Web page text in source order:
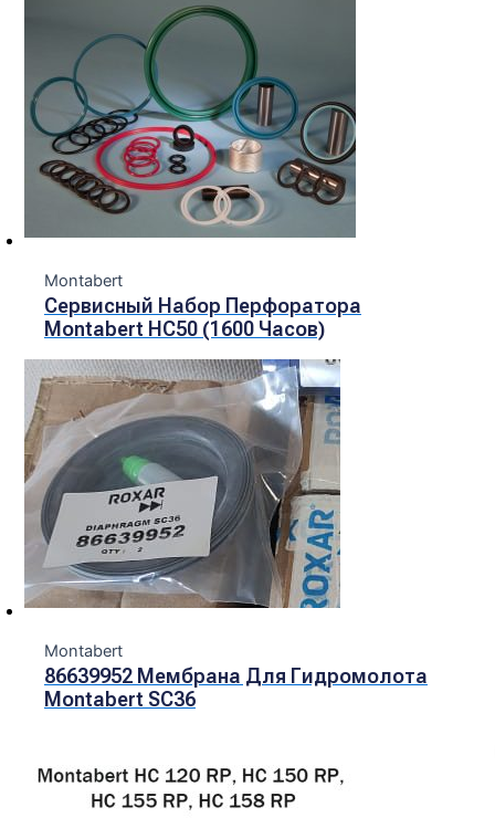
Montabert
Сервисный Набор Перфоратора
Montabert HC50 (1600 Часов)
Montabert
86639952 Мембрана Для Гидромолота
Montabert SC36